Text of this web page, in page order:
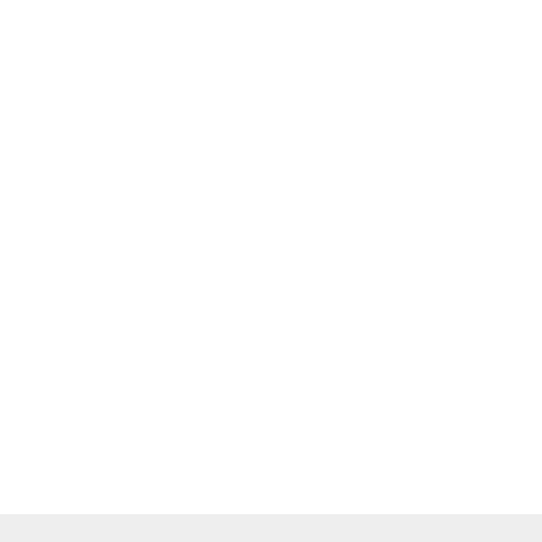
und verwerten